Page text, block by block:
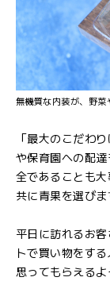
無機質な内装が、野
「最大のこだわ
や保育園への配
全であることも
共に青果を選びま
平日に訪れるお
トで買い物をす
思ってもらえる